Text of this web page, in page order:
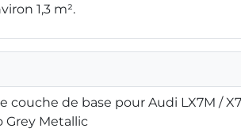
1,3 m².
de base pour Audi LX7M /
Grey Metallic